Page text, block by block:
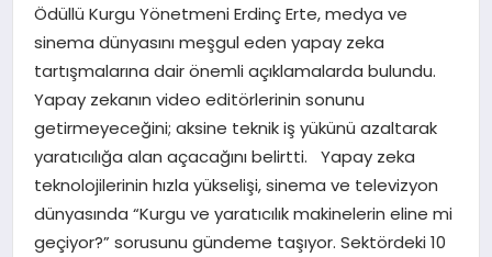
SPOR
TEKNOLOJI
Ödüllü Kurgu Yönetmeni Erdinç Erte, medya ve
sinema dünyasını meşgul eden yapay zeka
tartışmalarına dair önemli açıklamalarda bulundu.
Yapay zekanın video editörlerinin sonunu
getirmeyeceğini; aksine teknik iş yükünü azaltarak
yaratıcılığa alan açacağını belirtti. Yapay zeka
teknolojilerinin hızla yükselişi, sinema ve televizyon
dünyasında “Kurgu ve yaratıcılık makinelerin eline mi
geçiyor?” sorusunu gündeme taşıyor. Sektördeki 10